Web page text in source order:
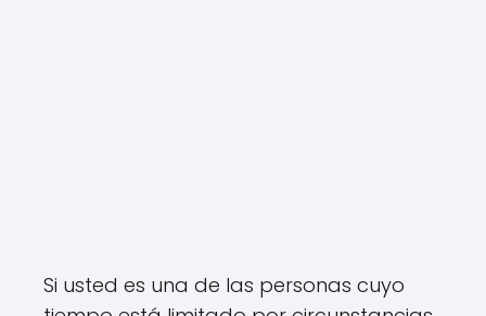
Si usted es una de las personas cuyo